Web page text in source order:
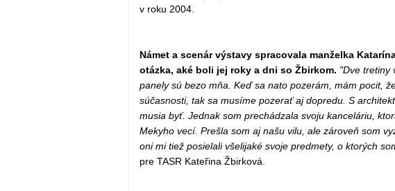
v roku 2004.
Námet a scenár výstavy spracovala manželka
otázka, aké boli jej roky a dni so Žbirkom. "Dve tretiny
panely sú bezo mňa. Keď sa nato pozerám, mám pocit,
súčasnosti, tak sa musíme pozerať aj dopredu. S
musia byť. Jednak som prechádzala svoju kanceláriu,
Mekyho vecí. Prešla som aj našu vilu, ale zároveň som
oni mi tiež posielali všelijaké svoje predmety, o ktorých
pre TASR Kateřina Žbirková.